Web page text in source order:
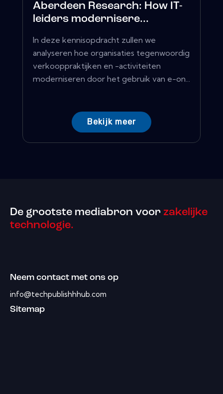
Aberdeen Research: How IT-
leiders modernisere...
In deze kennisopdracht zullen we
analyseren hoe organisaties tegenwoordig
verkooppraktijken en -activiteiten
moderniseren door het gebruik van e-on...
Bekijk meer
De grootste mediabron voor zakelijke
technologie.
Neem contact met ons op
info@techpublishhhub.com
Sitemap